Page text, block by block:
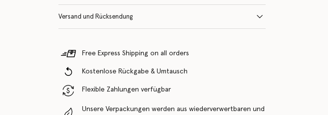
Versand und Rücksendung
Free Express Shipping on all orders
Kostenlose Rückgabe & Umtausch
Flexible Zahlungen verfügbar
Unsere Verpackungen werden aus wiederverwertbaren und